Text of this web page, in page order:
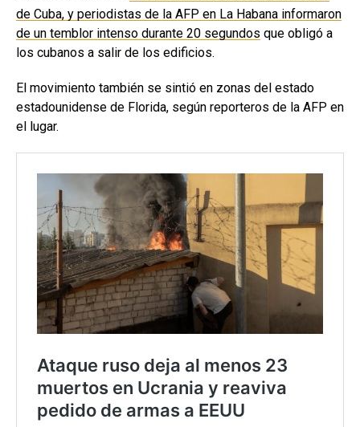
de Cuba, y periodistas de la AFP en La Habana informaron
de un temblor intenso durante 20 segundos que obligó a
los cubanos a salir de los edificios.
El movimiento también se sintió en zonas del estado
estadounidense de Florida, según reporteros de la AFP en
el lugar.